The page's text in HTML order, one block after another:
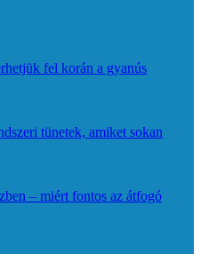
fel korán a gyanús
tünetek, amiket sokan
– miért fontos az átfogó